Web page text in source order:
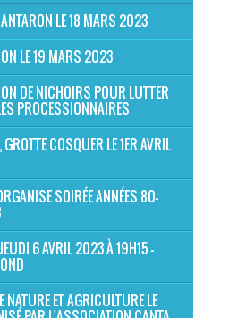
LE 18 MARS 2023
LE 19 MARS 2023
DE NICHOIRS POUR LUTTER
PROCESSIONNAIRES
COSQUER LE 1ER AVRIL
SOIRÉE ANNÉES 80-
6 AVRIL 2023 À 19H15 -
NATURE ET AGRICULTURE LE